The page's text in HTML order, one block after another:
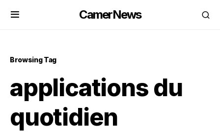
CamerNews
Browsing Tag
applications du
quotidien